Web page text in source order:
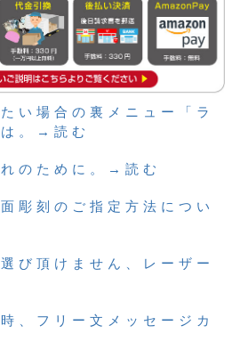
い場合の裏メニュー「ラ
。→読む
のために。→読む
彫刻のご指定方法につい
び頂けません、レーザー
、フリー文メッセージカ